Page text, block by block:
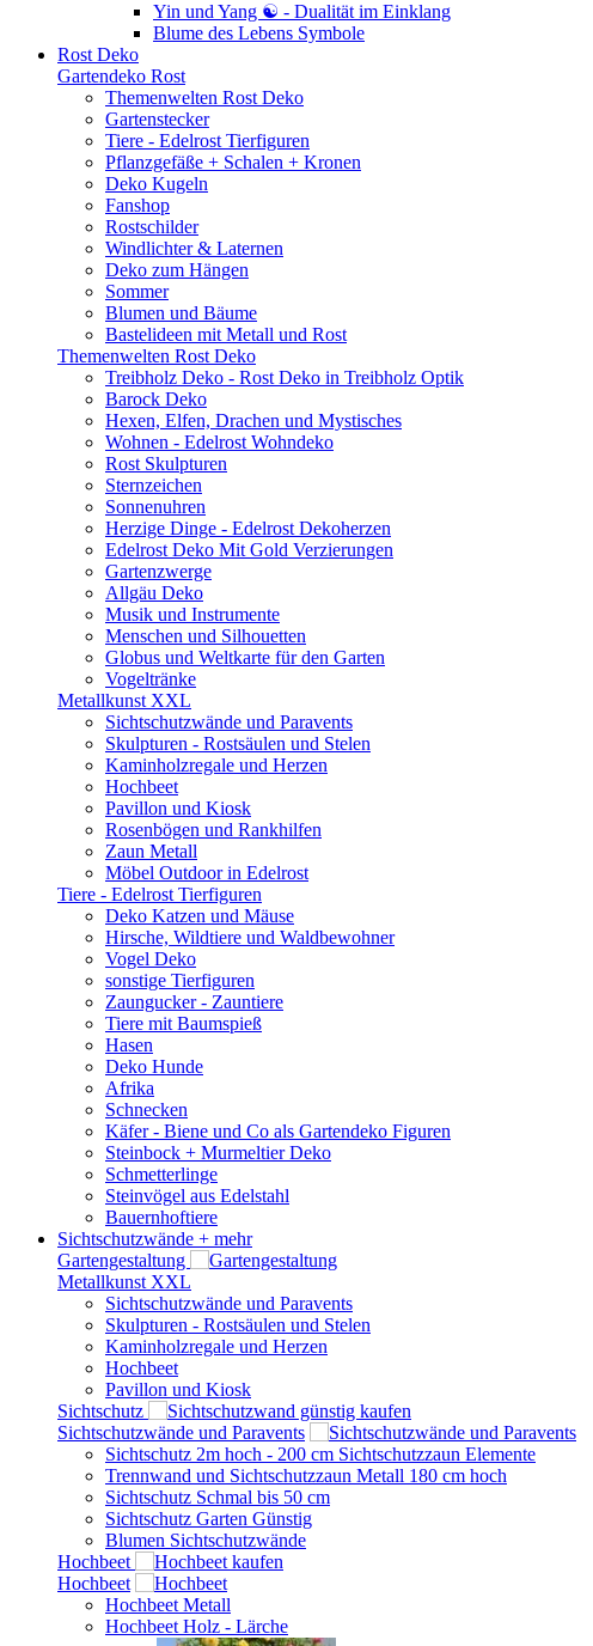
Yin und Yang ☯ - Dualität im Einklang
Blume des Lebens Symbole
Rost Deko
Gartendeko Rost
Themenwelten Rost Deko
Gartenstecker
Tiere - Edelrost Tierfiguren
Pflanzgefäße + Schalen + Kronen
Deko Kugeln
Fanshop
Rostschilder
Windlichter & Laternen
Deko zum Hängen
Sommer
Blumen und Bäume
Bastelideen mit Metall und Rost
Themenwelten Rost Deko
Treibholz Deko - Rost Deko in Treibholz Optik
Barock Deko
Hexen, Elfen, Drachen und Mystisches
Wohnen - Edelrost Wohndeko
Rost Skulpturen
Sternzeichen
Sonnenuhren
Herzige Dinge - Edelrost Dekoherzen
Edelrost Deko Mit Gold Verzierungen
Gartenzwerge
Allgäu Deko
Musik und Instrumente
Menschen und Silhouetten
Globus und Weltkarte für den Garten
Vogeltränke
Metallkunst XXL
Sichtschutzwände und Paravents
Skulpturen - Rostsäulen und Stelen
Kaminholzregale und Herzen
Hochbeet
Pavillon und Kiosk
Rosenbögen und Rankhilfen
Zaun Metall
Möbel Outdoor in Edelrost
Tiere - Edelrost Tierfiguren
Deko Katzen und Mäuse
Hirsche, Wildtiere und Waldbewohner
Vogel Deko
sonstige Tierfiguren
Zaungucker - Zauntiere
Tiere mit Baumspieß
Hasen
Deko Hunde
Afrika
Schnecken
Käfer - Biene und Co als Gartendeko Figuren
Steinbock + Murmeltier Deko
Schmetterlinge
Steinvögel aus Edelstahl
Bauernhoftiere
Sichtschutzwände + mehr
Gartengestaltung
Metallkunst XXL
Sichtschutzwände und Paravents
Skulpturen - Rostsäulen und Stelen
Kaminholzregale und Herzen
Hochbeet
Pavillon und Kiosk
Sichtschutz
Sichtschutzwände und Paravents
Sichtschutz 2m hoch - 200 cm Sichtschutzzaun Elemente
Trennwand und Sichtschutzzaun Metall 180 cm hoch
Sichtschutz Schmal bis 50 cm
Sichtschutz Garten Günstig
Blumen Sichtschutzwände
Hochbeet
Hochbeet
Hochbeet Metall
Hochbeet Holz - Lärche